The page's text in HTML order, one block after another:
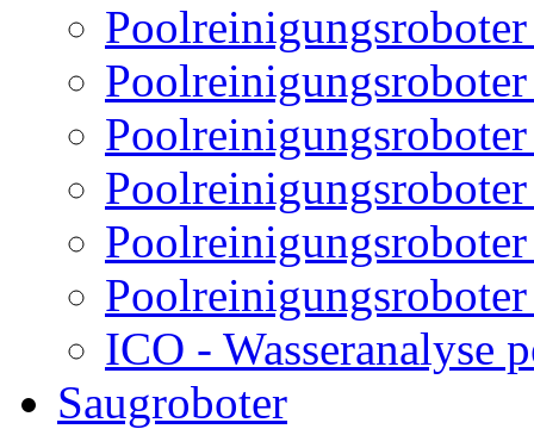
ICO - Wasseranalyse
Saugroboter